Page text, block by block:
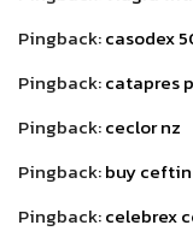
Pingback:casodex
Pingback:catapres
Pingback:ceclor nz
Pingback:buy ceftin
Pingback:celebrex